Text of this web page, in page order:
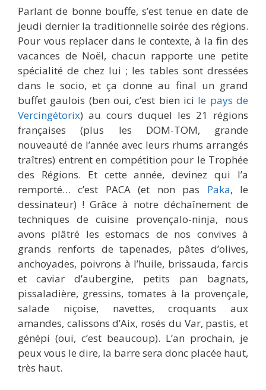
Parlant de bonne bouffe, s’est tenue en date de
jeudi dernier la traditionnelle soirée des régions.
Pour vous replacer dans le contexte, à la fin des
vacances de Noël, chacun rapporte une petite
spécialité de chez lui ; les tables sont dressées
dans le socio, et ça donne au final un grand
buffet gaulois (ben oui, c’est bien ici le pays de
Vercingétorix) au cours duquel les 21 régions
françaises (plus les DOM-TOM, grande
nouveauté de l’année avec leurs rhums arrangés
traîtres) entrent en compétition pour le Trophée
des Régions. Et cette année, devinez qui l’a
remporté… c’est PACA (et non pas Paka, le
dessinateur) ! Grâce à notre déchaînement de
techniques de cuisine provençalo-ninja, nous
avons plâtré les estomacs de nos convives à
grands renforts de tapenades, pâtes d’olives,
anchoyades, poivrons à l’huile, brissauda, farcis
et caviar d’aubergine, petits pan bagnats,
pissaladière, gressins, tomates à la provençale,
salade niçoise, navettes, croquants aux
amandes, calissons d’Aix, rosés du Var, pastis, et
génépi (oui, c’est beaucoup). L’an prochain, je
peux vous le dire, la barre sera donc placée haut,
très haut.